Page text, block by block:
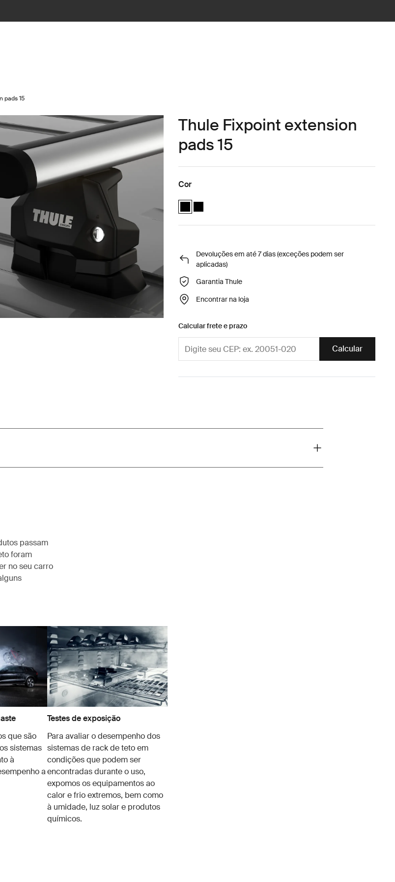
pads 15
Thule Fixpoint extension
pads 15
Cor
Thule Fixpoint extension pads Preto (selected)
Thule Fixpoint extension pads Preto
Devoluções em até 7 dias (exceções podem ser
aplicadas)
Garantia Thule
Encontrar na loja
Calcular frete e prazo
Calcular
passam
foram
no seu carro
que são
sistemas
à
a
Testes de exposição
Para avaliar o desempenho dos
sistemas de rack de teto em
condições que podem ser
encontradas durante o uso,
expomos os equipamentos ao
calor e frio extremos, bem como
à umidade, luz solar e produtos
químicos.